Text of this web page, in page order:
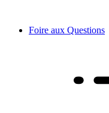
Foire aux Questions